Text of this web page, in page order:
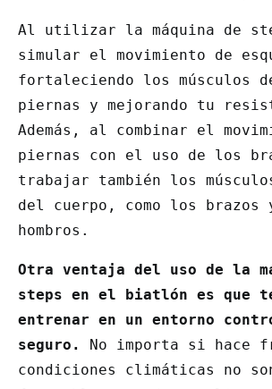
Al utilizar la máquina de
simular el movimiento de
fortaleciendo los músculos
piernas y mejorando tu
Además, al combinar el
piernas con el uso de los
trabajar también los
del cuerpo, como los brazos
hombros.
Otra ventaja del uso de la
steps en el biatlón es que
entrenar en un entorno
seguro.
No importa si hace
condiciones climáticas no